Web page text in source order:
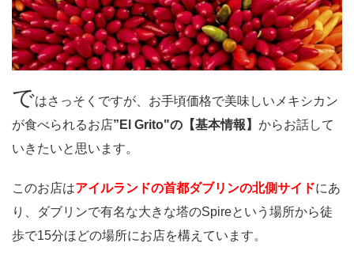
ではさっそくですが、お手頃価格で美味しいメキシカン
が食べられるお店”El Grito"の【基本情報】 からお話して
いきたいと思います。
このお店はアイルランドの首都ダブリンの北側サイドにあ
り、ダブリンで有名な大きな塔のSpireという場所から徒
歩で15分ほどの場所にお店を構えています。